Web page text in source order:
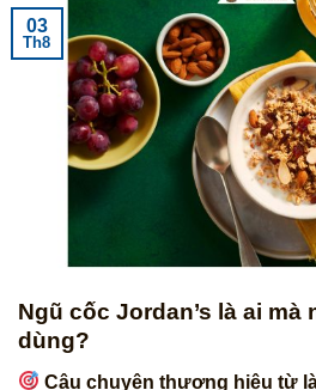
03
Th8
Ngũ cốc Jordan’s là ai
dùng?
Câu chuyện thương hiệu từ